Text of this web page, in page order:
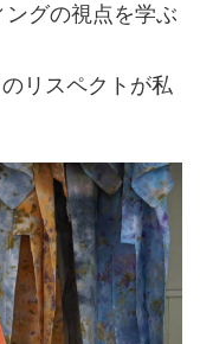
グの視点を学ぶ
リスペクトが私